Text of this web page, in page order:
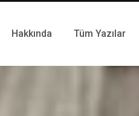
Hakkında Tüm Yazılar